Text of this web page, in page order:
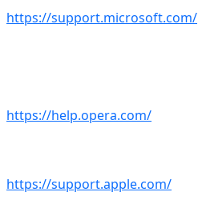
https://support.microsoft.com/
https://help.opera.com/
https://support.apple.com/